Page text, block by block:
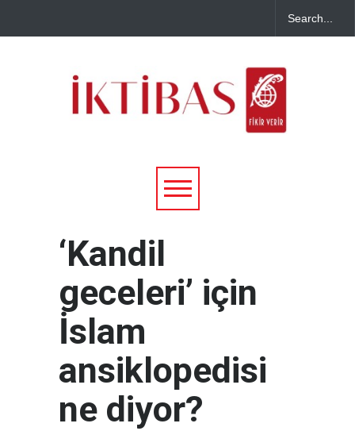
‘Kandil
geceleri’ için
İslam
ansiklopedisi
ne diyor?